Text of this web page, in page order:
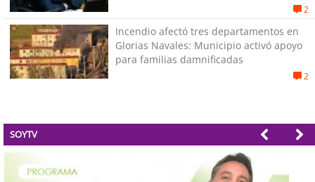
2
Incendio afectó tres departamentos en
Glorias Navales: Municipio activó apoyo
para familias damnificadas
2
SOYTV